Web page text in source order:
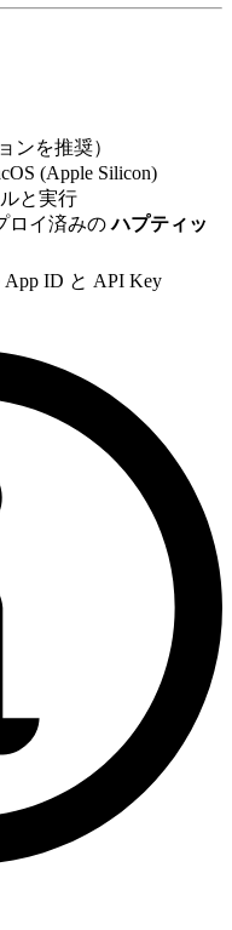
ンを推奨）
(Apple Silicon)
と実行
ロイ済みのハプティッ
ID と API Key